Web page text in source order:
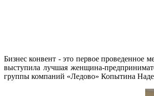
Бизнес конвент - это первое проведенное
выступила лучшая женщина-
группы компаний «Ледово» Копытина